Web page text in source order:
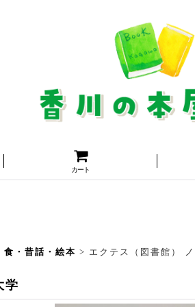
カート
食・昔話・絵本 > エクテス（図書館）
学